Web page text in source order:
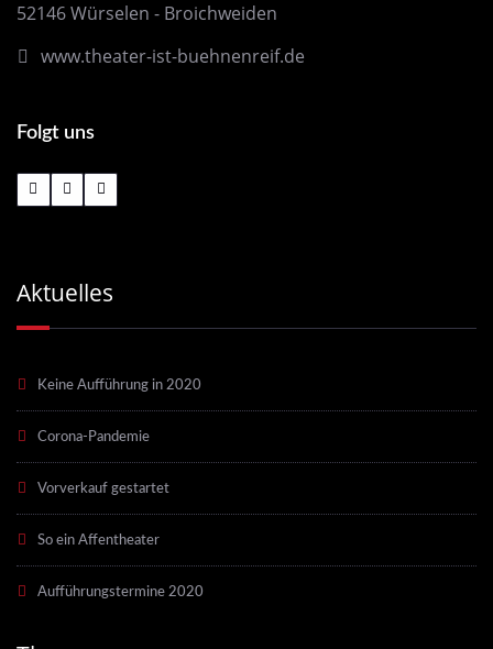
52146 Würselen - Broichweiden
www.theater-ist-buehnenreif.de
Folgt uns
Aktuelles
Keine Aufführung in 2020
Corona-Pandemie
Vorverkauf gestartet
So ein Affentheater
Aufführungstermine 2020